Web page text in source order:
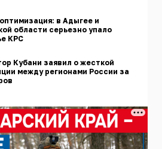
в Адыгее и
области серьезно упало
КРС
Кубани заявил о жесткой
между регионами России за